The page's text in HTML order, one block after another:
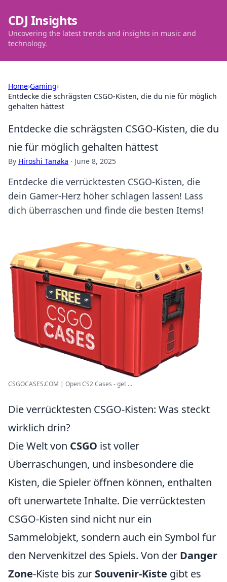
CDJ Insights
Uncovering the latest trends and insights in music and
technology.
Home›Gaming›
Entdecke die schrägsten CSGO-Kisten, die du nie für möglich
gehalten hättest
Entdecke die schrägsten CSGO-Kisten, die du
nie für möglich gehalten hättest
By Hiroshi Tanaka · June 8, 2025
Entdecke die verrücktesten CSGO-Kisten, die
dein Gamer-Herz höher schlagen lassen! Lass
dich überraschen und finde die besten Items!
CSGOCASES.COM | Open CS2 Cases - get ...
Die verrücktesten CSGO-Kisten: Was steckt
wirklich drin?
Die Welt von CSGO ist voller
Überraschungen, und insbesondere die
Kisten, die Spieler öffnen können, enthalten
oft unerwartete Inhalte. Die verrücktesten
CSGO-Kisten sind nicht nur ein
Sammelobjekt, sondern auch ein Symbol für
den Nervenkitzel des Spiels. Von der Danger
Zone-Kiste bis zur Souvenir-Kiste gibt es